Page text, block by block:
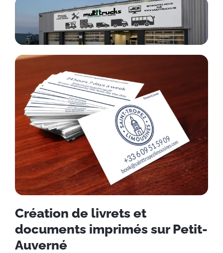
Création de livrets et
documents imprimés sur Petit-
Auverné